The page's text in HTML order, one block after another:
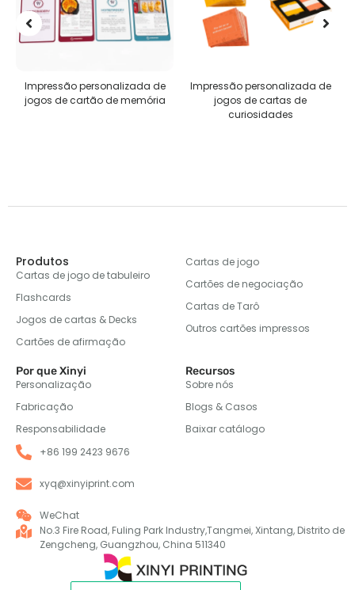
Impressão personalizada de
jogos de cartão de memória
Impressão personalizada de
jogos de cartas de
curiosidades
Produtos
Cartas de jogo de tabuleiro
Flashcards
Jogos de cartas & Decks
Cartões de afirmação
Cartas de jogo
Cartões de negociação
Cartas de Tarô
Outros cartões impressos
Por que Xinyi
Personalização
Fabricação
Responsabilidade
Recursos
Sobre nós
Blogs & Casos
Baixar catálogo
+86 199 2423 9676
xyq@xinyiprint.com
WeChat
No.3 Fire Road, Fuling Park Industry,Tangmei, Xintang, Distrito de
Zengcheng, Guangzhou, China 511340